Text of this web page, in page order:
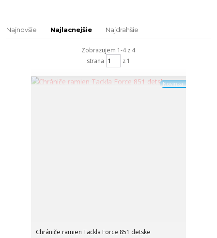
Najnovšie Najlacnejšie Najdrahšie
Zobrazujem 1-4 z 4
strana
z 1
Novinka
Chrániče ramien Tackla Force 851 detske